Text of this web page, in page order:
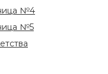
№4
№5